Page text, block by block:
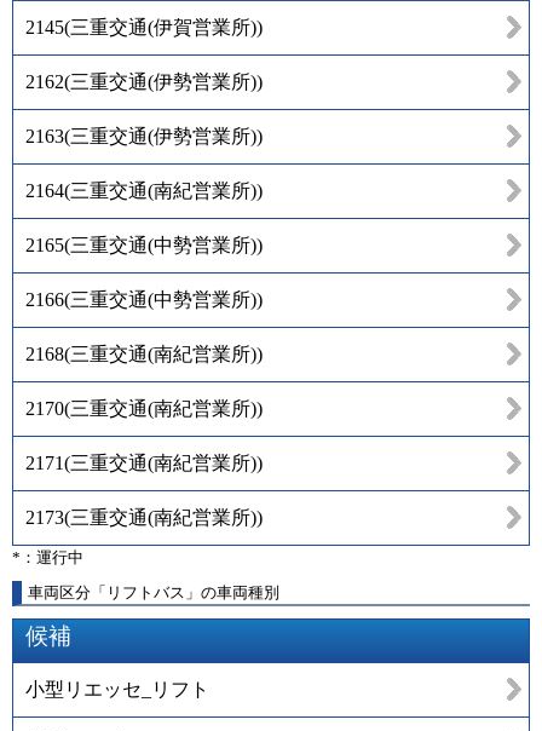
2145(三重交通(伊賀営業所))
2162(三重交通(伊勢営業所))
2163(三重交通(伊勢営業所))
2164(三重交通(南紀営業所))
2165(三重交通(中勢営業所))
2166(三重交通(中勢営業所))
2168(三重交通(南紀営業所))
2170(三重交通(南紀営業所))
2171(三重交通(南紀営業所))
2173(三重交通(南紀営業所))
*：運行中
車両区分「リフトバス」の車両種別
候補
小型リエッセ_リフト